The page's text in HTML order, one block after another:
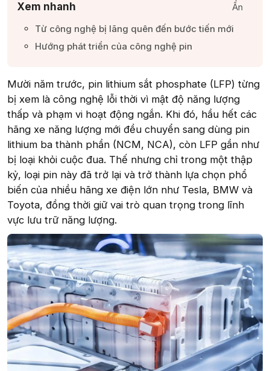
Xem nhanh
Ẩn
Từ công nghệ bị lãng quên đến bước tiến mới​
Hướng phát triển của công nghệ pin​
Mười năm trước, pin lithium sắt phosphate (LFP) từng
bị xem là công nghệ lỗi thời vì mật độ năng lượng
thấp và phạm vi hoạt động ngắn. Khi đó, hầu hết các
hãng xe năng lượng mới đều chuyển sang dùng pin
lithium ba thành phần (NCM, NCA), còn LFP gần như
bị loại khỏi cuộc đua. Thế nhưng chỉ trong một thập
kỷ, loại pin này đã trở lại và trở thành lựa chọn phổ
biến của nhiều hãng xe điện lớn như Tesla, BMW và
Toyota, đồng thời giữ vai trò quan trọng trong lĩnh
vực lưu trữ năng lượng.